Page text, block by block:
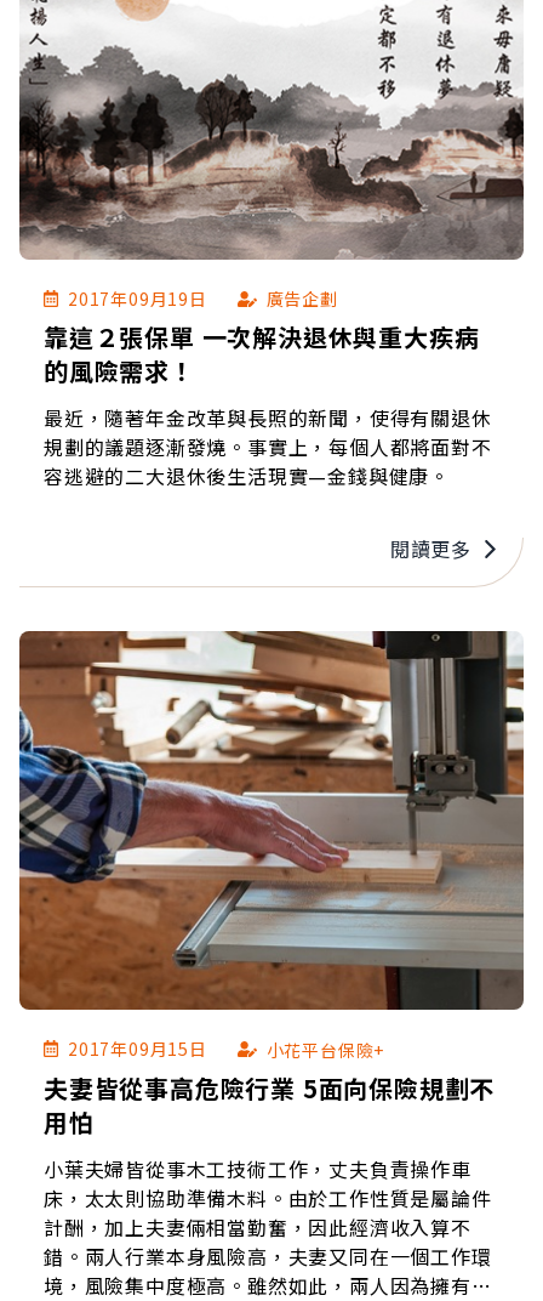
2017年09月19日 廣告企劃
靠這２張保單 一次解決退休與重大疾病
的風險需求！
最近，隨著年金改革與長照的新聞，使得有關退休
規劃的議題逐漸發燒。事實上，每個人都將面對不
容逃避的二大退休後生活現實—金錢與健康。
閱讀更多
2017年09月15日 小花平台保險+
夫妻皆從事高危險行業 5面向保險規劃不
用怕
小葉夫婦皆從事木工技術工作，丈夫負責操作車
床，太太則協助準備木料。由於工作性質是屬論件
計酬，加上夫妻倆相當勤奮，因此經濟收入算不
錯。兩人行業本身風險高，夫妻又同在一個工作環
境，風險集中度極高。雖然如此，兩人因為擁有一